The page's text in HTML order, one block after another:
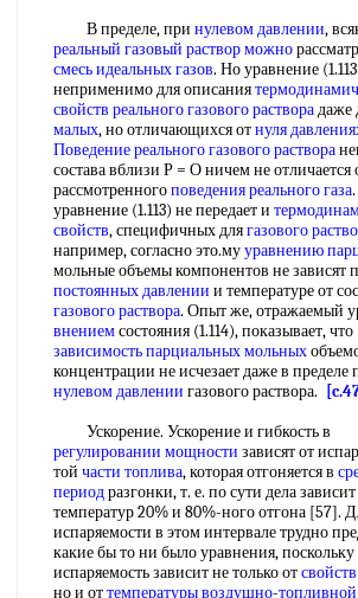
В пределе, при нулевом давлении,
реальный газовый раствор можно
смесь идеальных газов. Но уравнение
неприменимо для описания
свойств реальногогазового растворадаже
малых, но отличающихся отнуля
Поведение реальногогазового раствора
состава вблизи Р = О ничем не отличается
рассмотренногоповедения реального газа
уравнение (1.113) не передает и
свойств, специфичных длягазового
например, согласно это.мууравнению
мольные объемы компонентов не зависят
постоянных давлении и температуре от
газового раствора. Опыт же, отражаемый
внениемсостояния (1.114), показывает, что
зависимость парциальных мольных
концентрации не исчезает даже в пределе
нулевом давлении газового раствора.
Ускорение. Ускорение и гибкость в
регулировании мощности зависят от
той части топлива, которая отгоняется в
периодразгонки, т. е. по сути дела
температур 20% и 80%-ного отгона [57].
испаряемости в этом интервале трудно
какие бы то ни было уравнения, поскольку
испаряемость зависит не только от
но и оттемпературы воздушно-